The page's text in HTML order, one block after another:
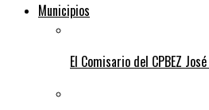
Municipios
El Comisario del CPBEZ